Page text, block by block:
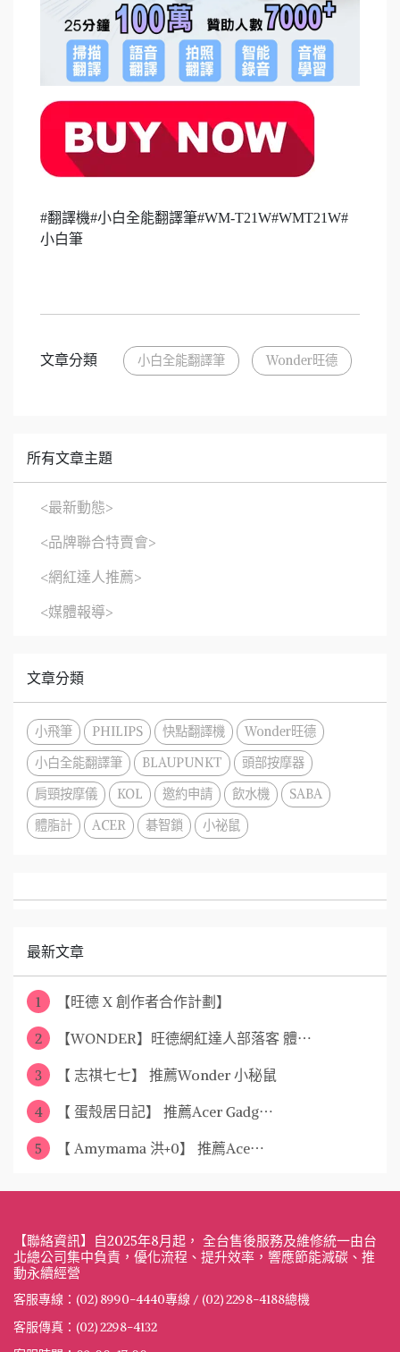
#翻譯機#小白全能翻譯筆#WM-T21W#WMT21W#
小白筆
文章分類 小白全能翻譯筆 Wonder旺德
所有文章主題
<最新動態>
<品牌聯合特賣會>
<網紅達人推薦>
<媒體報導>
文章分類
小飛筆 PHILIPS 快點翻譯機
Wonder旺德
小白全能翻譯筆
BLAUPUNKT
頭部按摩器
肩頸按摩儀
KOL 邀約申請 飲水機
SABA
體脂計
ACER 碁智鎖 小祕鼠
最新文章
1 【旺德 X 創作者合作計劃】
2 【WONDER】旺德網紅達人部落客 體⋯
3 【 志祺七七】 推薦Wonder 小秘鼠
4 【 蛋殼居日記】 推薦Acer Gadg⋯
5 【 Amymama 洪+0】 推薦Ace⋯
【聯絡資訊】自2025年8月起， 全台售後服務及維修統一由台
北總公司集中負責，優化流程、提升效率，響應節能減碳、推
動永續經營
客服專線：(02) 8990-4440專線 / (02) 2298-4188總機
客服傳真：(02) 2298-4132